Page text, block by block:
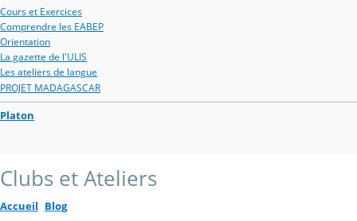
Cours et Exercices
Comprendre les EABEP
Orientation
La gazette de l'ULIS
Les ateliers de langue
PROJET MADAGASCAR
Platon
Clubs et Ateliers
Accueil Blog